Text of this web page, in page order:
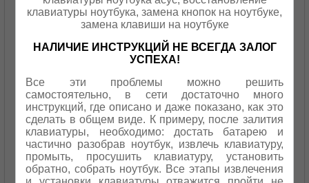
НАЛИЧИЕ ИНСТРУКЦИЙ НЕ ВСЕГДА ЗАЛОГ
УСПЕХА!
Все эти проблемы можно решить
самостоятельно, в сети достаточно много
инструкций, где описано и даже показано, как это
сделать в общем виде. К примеру, после залития
клавиатуры, необходимо: достать батарею и
частично разобрав ноутбук, извлечь клавиатуру,
промыть, просушить клавиатуру, установить
обратно, собрать ноутбук. Все этапы извлечения